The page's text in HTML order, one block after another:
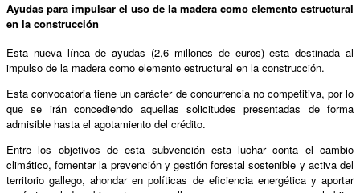
Ayudas para impulsar el uso de la madera como elemento estructural
en la construcción
Esta nueva línea de ayudas (2,6 millones de euros) esta destinada al
impulso de la madera como elemento estructural en la construcción.
Esta convocatoria tiene un carácter de concurrencia no competitiva, por lo
que se irán concediendo aquellas solicitudes presentadas de forma
admisible hasta el agotamiento del crédito.
Entre los objetivos de esta subvención esta luchar conta el cambio
climático, fomentar la prevención y gestión forestal sostenible y activa del
territorio gallego, ahondar en políticas de eficiencia energética y aportar